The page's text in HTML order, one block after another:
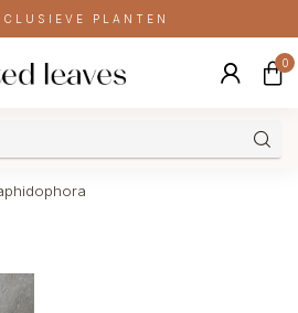
PLANTEN
0